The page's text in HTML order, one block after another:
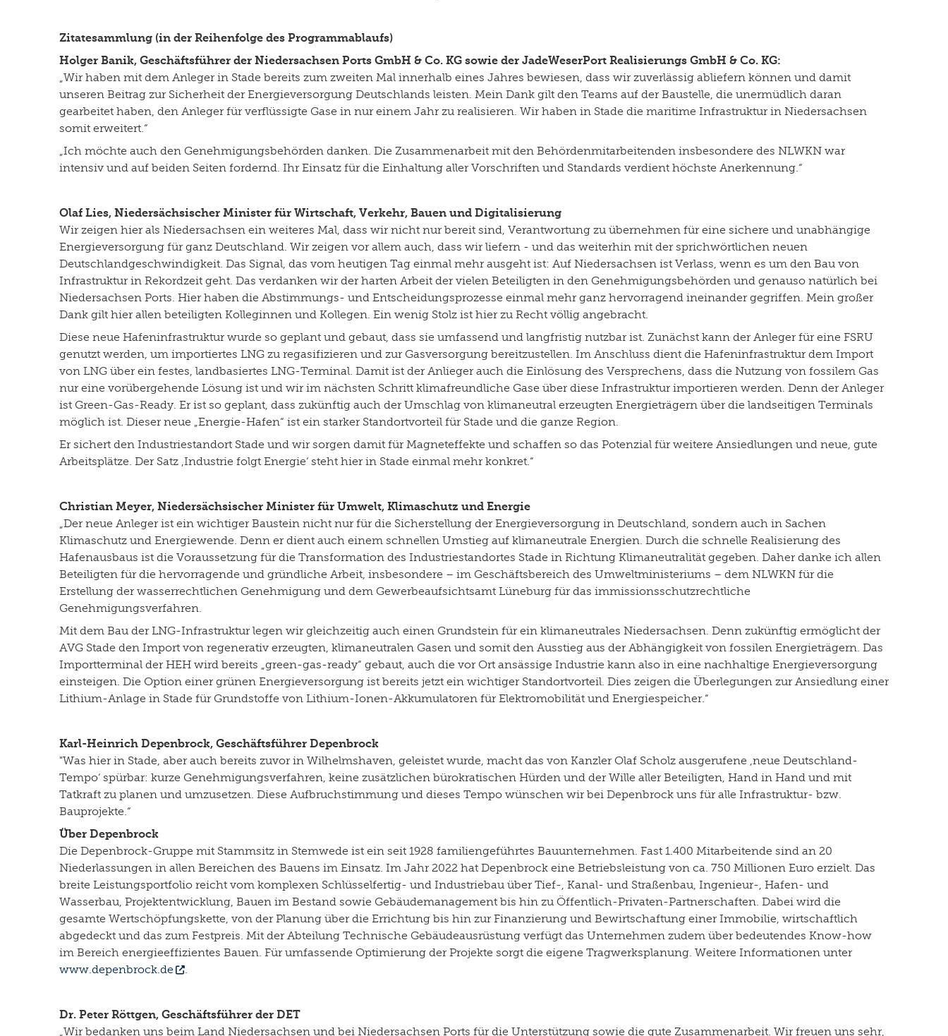
Zitatesammlung (in der Reihenfolge des Programmablaufs)
Holger Banik, Geschäftsführer der Niedersachsen Ports GmbH & Co. KG sowie der JadeWeserPort Realisierungs GmbH & Co. KG:
„Wir haben mit dem Anleger in Stade bereits zum zweiten Mal innerhalb eines Jahres bewiesen, dass wir zuverlässig abliefern können und damit
unseren Beitrag zur Sicherheit der Energieversorgung Deutschlands leisten. Mein Dank gilt den Teams auf der Baustelle, die unermüdlich daran
gearbeitet haben, den Anleger für verflüssigte Gase in nur einem Jahr zu realisieren. Wir haben in Stade die maritime Infrastruktur in Niedersachsen
somit erweitert.“
„Ich möchte auch den Genehmigungsbehörden danken. Die Zusammenarbeit mit den Behördenmitarbeitenden insbesondere des NLWKN war
intensiv und auf beiden Seiten fordernd. Ihr Einsatz für die Einhaltung aller Vorschriften und Standards verdient höchste Anerkennung.“
Olaf Lies, Niedersächsischer Minister für Wirtschaft, Verkehr, Bauen und Digitalisierung
Wir zeigen hier als Niedersachsen ein weiteres Mal, dass wir nicht nur bereit sind, Verantwortung zu übernehmen für eine sichere und unabhängige
Energieversorgung für ganz Deutschland. Wir zeigen vor allem auch, dass wir liefern - und das weiterhin mit der sprichwörtlichen neuen
Deutschlandgeschwindigkeit. Das Signal, das vom heutigen Tag einmal mehr ausgeht ist: Auf Niedersachsen ist Verlass, wenn es um den Bau von
Infrastruktur in Rekordzeit geht. Das verdanken wir der harten Arbeit der vielen Beteiligten in den Genehmigungsbehörden und genauso natürlich bei
Niedersachsen Ports. Hier haben die Abstimmungs- und Entscheidungsprozesse einmal mehr ganz hervorragend ineinander gegriffen. Mein großer
Dank gilt hier allen beteiligten Kolleginnen und Kollegen. Ein wenig Stolz ist hier zu Recht völlig angebracht.
Diese neue Hafeninfrastruktur wurde so geplant und gebaut, dass sie umfassend und langfristig nutzbar ist. Zunächst kann der Anleger für eine FSRU
genutzt werden, um importiertes LNG zu regasifizieren und zur Gasversorgung bereitzustellen. Im Anschluss dient die Hafeninfrastruktur dem Import
von LNG über ein festes, landbasiertes LNG-Terminal. Damit ist der Anlieger auch die Einlösung des Versprechens, dass die Nutzung von fossilem Gas
nur eine vorübergehende Lösung ist und wir im nächsten Schritt klimafreundliche Gase über diese Infrastruktur importieren werden. Denn der Anleger
ist Green-Gas-Ready. Er ist so geplant, dass zukünftig auch der Umschlag von klimaneutral erzeugten Energieträgern über die landseitigen Terminals
möglich ist. Dieser neue „Energie-Hafen“ ist ein starker Standortvorteil für Stade und die ganze Region.
Er sichert den Industriestandort Stade und wir sorgen damit für Magneteffekte und schaffen so das Potenzial für weitere Ansiedlungen und neue, gute
Arbeitsplätze. Der Satz ‚Industrie folgt Energie‘ steht hier in Stade einmal mehr konkret.“
Christian Meyer, Niedersächsischer Minister für Umwelt, Klimaschutz und Energie
„Der neue Anleger ist ein wichtiger Baustein nicht nur für die Sicherstellung der Energieversorgung in Deutschland, sondern auch in Sachen
Klimaschutz und Energiewende. Denn er dient auch einem schnellen Umstieg auf klimaneutrale Energien. Durch die schnelle Realisierung des
Hafenausbaus ist die Voraussetzung für die Transformation des Industriestandortes Stade in Richtung Klimaneutralität gegeben. Daher danke ich allen
Beteiligten für die hervorragende und gründliche Arbeit, insbesondere – im Geschäftsbereich des Umweltministeriums – dem NLWKN für die
Erstellung der wasserrechtlichen Genehmigung und dem Gewerbeaufsichtsamt Lüneburg für das immissionsschutzrechtliche
Genehmigungsverfahren.
Mit dem Bau der LNG-Infrastruktur legen wir gleichzeitig auch einen Grundstein für ein klimaneutrales Niedersachsen. Denn zukünftig ermöglicht der
AVG Stade den Import von regenerativ erzeugten, klimaneutralen Gasen und somit den Ausstieg aus der Abhängigkeit von fossilen Energieträgern. Das
Importterminal der HEH wird bereits „green-gas-ready“ gebaut, auch die vor Ort ansässige Industrie kann also in eine nachhaltige Energieversorgung
einsteigen. Die Option einer grünen Energieversorgung ist bereits jetzt ein wichtiger Standortvorteil. Dies zeigen die Überlegungen zur Ansiedlung einer
Lithium-Anlage in Stade für Grundstoffe von Lithium-Ionen-Akkumulatoren für Elektromobilität und Energiespeicher.“
Karl-Heinrich Depenbrock, Geschäftsführer Depenbrock
"Was hier in Stade, aber auch bereits zuvor in Wilhelmshaven, geleistet wurde, macht das von Kanzler Olaf Scholz ausgerufene ,neue Deutschland-
Tempo‘ spürbar: kurze Genehmigungsverfahren, keine zusätzlichen bürokratischen Hürden und der Wille aller Beteiligten, Hand in Hand und mit
Tatkraft zu planen und umzusetzen. Diese Aufbruchstimmung und dieses Tempo wünschen wir bei Depenbrock uns für alle Infrastruktur- bzw.
Bauprojekte.“
Über Depenbrock
Die Depenbrock-Gruppe mit Stammsitz in Stemwede ist ein seit 1928 familiengeführtes Bauunternehmen. Fast 1.400 Mitarbeitende sind an 20
Niederlassungen in allen Bereichen des Bauens im Einsatz. Im Jahr 2022 hat Depenbrock eine Betriebsleistung von ca. 750 Millionen Euro erzielt. Das
breite Leistungsportfolio reicht vom komplexen Schlüsselfertig- und Industriebau über Tief-, Kanal- und Straßenbau, Ingenieur-, Hafen- und
Wasserbau, Projektentwicklung, Bauen im Bestand sowie Gebäudemanagement bis hin zu Öffentlich-Privaten-Partnerschaften. Dabei wird die
gesamte Wertschöpfungskette, von der Planung über die Errichtung bis hin zur Finanzierung und Bewirtschaftung einer Immobilie, wirtschaftlich
abgedeckt und das zum Festpreis. Mit der Abteilung Technische Gebäudeausrüstung verfügt das Unternehmen zudem über bedeutendes Know-how
im Bereich energieeffizientes Bauen. Für umfassende Optimierung der Projekte sorgt die eigene Tragwerksplanung. Weitere Informationen unter
www.depenbrock.de
Dr. Peter Röttgen, Geschäftsführer der DET
„Wir bedanken uns beim Land Niedersachsen und bei Niedersachsen Ports für die Unterstützung sowie die gute Zusammenarbeit. Wir freuen uns sehr,